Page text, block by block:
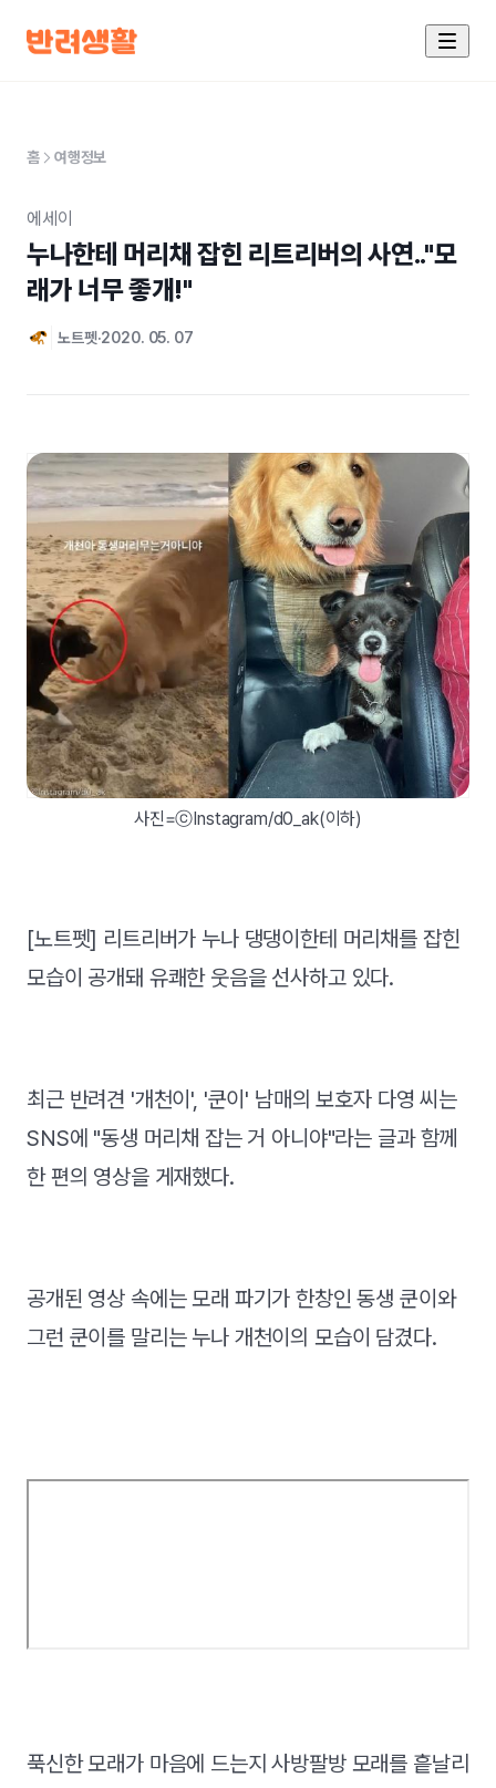
홈 여행정보
에세이
누나한테 머리채 잡힌 리트리버의 사연.."모
래가 너무 좋개!"
노트펫 2020. 05. 07
사진=ⓒInstagram/d0_ak(이하)
[노트펫] 리트리버가 누나 댕댕이한테 머리채를 잡힌
모습이 공개돼 유쾌한 웃음을 선사하고 있다.
최근 반려견 '개천이', '쿤이' 남매의 보호자 다영 씨는
SNS에 "동생 머리채 잡는 거 아니야"라는 글과 함께
한 편의 영상을 게재했다.
공개된 영상 속에는 모래 파기가 한창인 동생 쿤이와
그런 쿤이를 말리는 누나 개천이의 모습이 담겼다.
푹신한 모래가 마음에 드는지 사방팔방 모래를 흩날리